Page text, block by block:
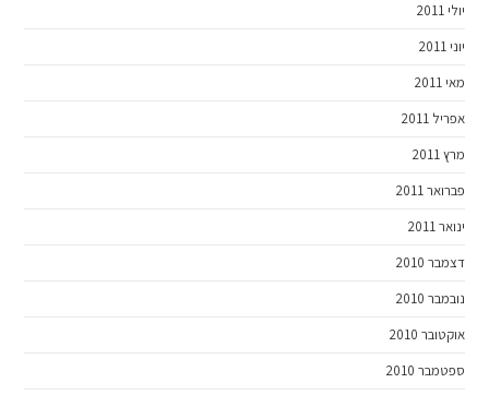
יולי 2011
יוני 2011
מאי 2011
אפריל 2011
מרץ 2011
פברואר 2011
ינואר 2011
דצמבר 2010
נובמבר 2010
אוקטובר 2010
ספטמבר 2010